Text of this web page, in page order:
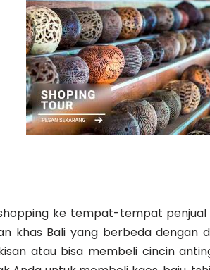
ke tempat-tempat penjual
khas Bali yang berbeda dengan
atau bisa membeli cincin